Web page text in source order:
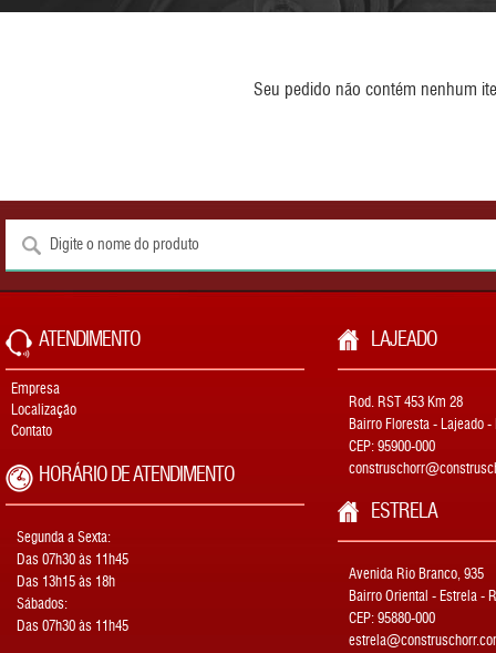
Seu pedido não contém nenhum
ATENDIMENTO
Empresa
Localização
Contato
HORÁRIO DE ATENDIMENTO
Segunda a Sexta:
Das 07h30 às 11h45
Das 13h15 às 18h
Sábados:
Das 07h30 às 11h45
LAJEADO
Rod. RST 453 Km 28
Bairro Floresta - Lajeado -
CEP: 95900-000
ESTRELA
Avenida Rio Branco, 935
Bairro Oriental - Estrela -
CEP: 95880-000